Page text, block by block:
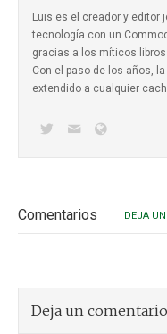
Luis es el creador y editor
tecnología con un
gracias a los míticos
Con el paso de los años,
extendido a cualquier
Comentarios DEJA
Deja un comentario